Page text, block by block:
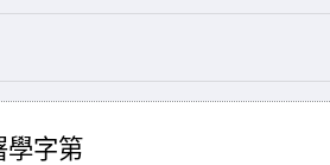
學字第